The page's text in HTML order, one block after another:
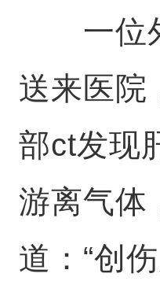
一位外
送来医院
部ct发现
游离气体
道：“创